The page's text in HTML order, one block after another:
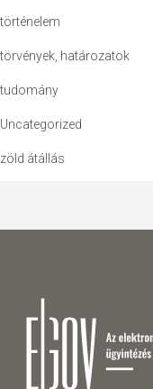
történelem
törvények, határozatok
tudomány
Uncategorized
zöld átállás